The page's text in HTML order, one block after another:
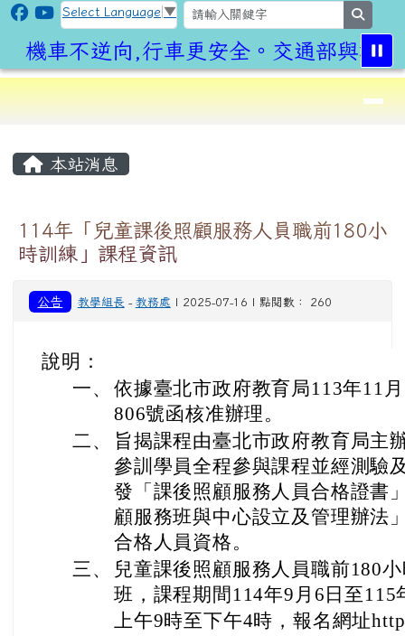
跳至主內容區
CLPS Site
Select Language ▼
機車不逆向,行車更安全。交通部與桃園
⏸
導覽列
本站消息
114年「兒童課後照顧服務人員職前180小
時訓練」課程資訊
公告 教學組長 - 教務處 | 2025-07-16 | 點閱數： 260
說明：
一、 依據臺北市政府教育局113年11
806號函核准辦理。
二、
旨揭課程由臺北市政府教育局主
參訓學員全程參與課程並經測驗
發「課後照顧服務人員合格證書
顧服務班與中心設立及管理辦法
合格人員資格。
三、
兒童課後照顧服務人員職前180
班，課程期間114年9月6日至
上午9時至下午4時，報名網址